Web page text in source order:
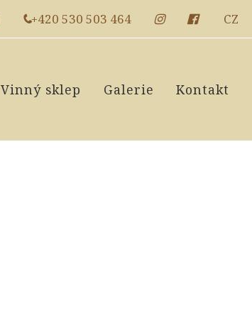
CZ
+420 530 503 464
Vinný sklep Galerie Kontakt